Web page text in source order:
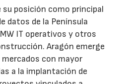
su posición como principal
datos de la Península
IT operativos y otros
Aragón emerge
con mayor
a la implantación de